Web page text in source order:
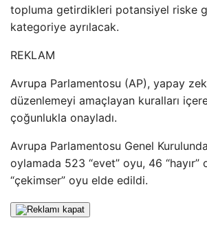
topluma getirdikleri potansiyel riske
kategoriye ayrılacak.
REKLAM
Avrupa Parlamentosu (AP), yapay
düzenlemeyi amaçlayan kuralları
çoğunlukla onayladı.
Avrupa Parlamentosu Genel
oylamada 523 “evet” oyu, 46 “hayır”
“çekimser” oyu elde edildi.